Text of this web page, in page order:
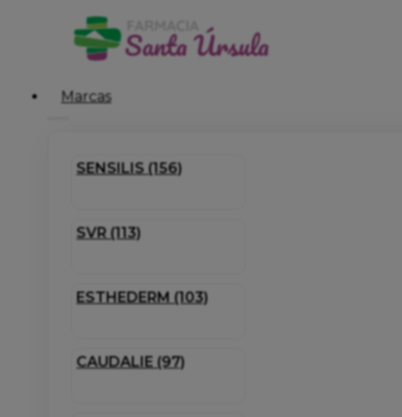
Marcas
SENSILIS (156)
SVR (113)
ESTHEDERM (103)
CAUDALIE (97)